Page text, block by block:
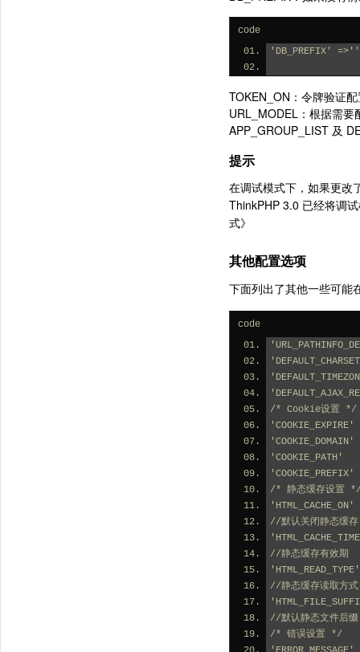
code
'DB_PREFIX'
TOKEN_ON：令牌验证
URL_MODEL：根据需
APP_GROUP_LIST 及
提示
在调试模式下，如果更改
ThinkPHP 3.0 已经将调
式》
其他配置选项
下面列出了其他一些可能
code
/* Cookie设置 */
/* 静态缓存设置
//默认关闭静态缓存
//静态缓存有效期
//静态缓存读取
//默认静态文件后缀
/* 错误设置 */